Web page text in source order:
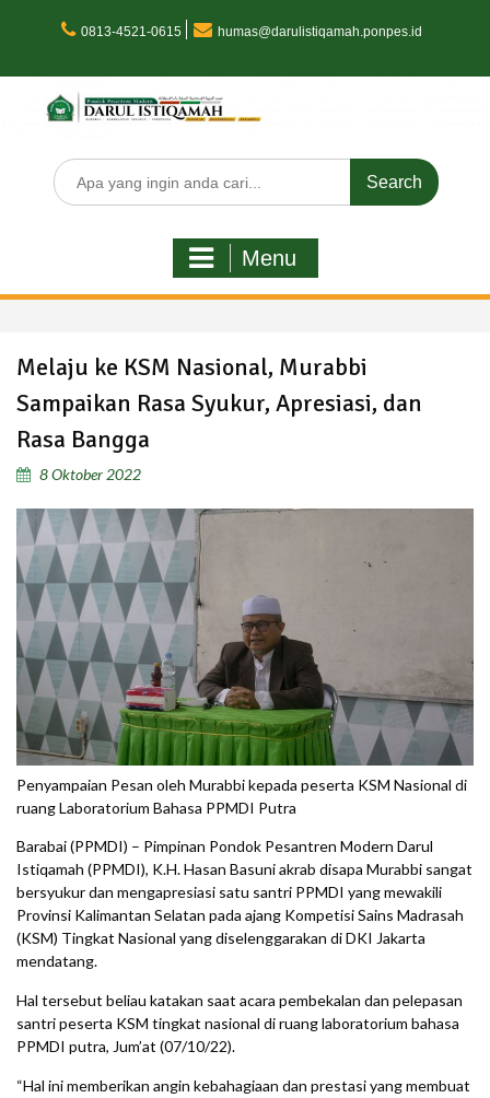
0813-4521-0615 humas@darulistiqamah.ponpes.id
Search
for:
Menu
Melaju ke KSM Nasional, Murabbi
Sampaikan Rasa Syukur, Apresiasi, dan
Rasa Bangga
8 Oktober 2022
Penyampaian Pesan oleh Murabbi kepada peserta KSM Nasional di
ruang Laboratorium Bahasa PPMDI Putra
Barabai (PPMDI) – Pimpinan Pondok Pesantren Modern Darul
Istiqamah (PPMDI), K.H. Hasan Basuni akrab disapa Murabbi sangat
bersyukur dan mengapresiasi satu santri PPMDI yang mewakili
Provinsi Kalimantan Selatan pada ajang Kompetisi Sains Madrasah
(KSM) Tingkat Nasional yang diselenggarakan di DKI Jakarta
mendatang.
Hal tersebut beliau katakan saat acara pembekalan dan pelepasan
santri peserta KSM tingkat nasional di ruang laboratorium bahasa
PPMDI putra, Jum’at (07/10/22).
“Hal ini memberikan angin kebahagiaan dan prestasi yang membuat